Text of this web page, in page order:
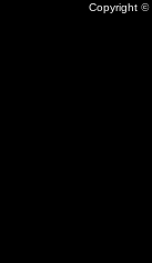
Copyright ©